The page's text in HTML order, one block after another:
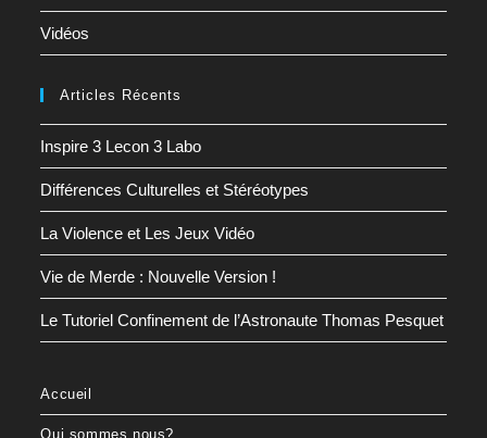
Vidéos
Articles Récents
Inspire 3 Lecon 3 Labo
Différences Culturelles et Stéréotypes
La Violence et Les Jeux Vidéo
Vie de Merde : Nouvelle Version !
Le Tutoriel Confinement de l’Astronaute Thomas Pesquet
Accueil
Qui sommes nous?